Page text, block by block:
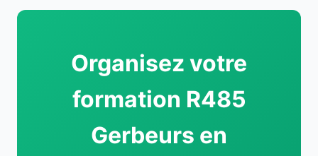
Organisez votre
formation R485
Gerbeurs en